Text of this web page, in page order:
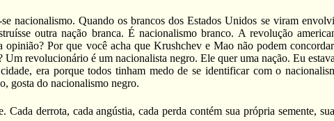
nacionalismo. Quando os brancos dos Estados Unidos se viram
outra nação branca. É nacionalismo branco. A revolução
opinião? Por que você acha que Krushchev e Mao não podem
Um revolucionário é um nacionalista negro. Ele quer uma nação. Eu
era porque todos tinham medo de se identificar com o
gosta do nacionalismo negro.
Cada derrota, cada angústia, cada perda contém sua própria semente,